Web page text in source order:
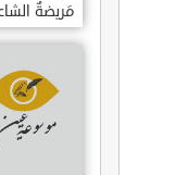
مَريضةٌ
العوام بن